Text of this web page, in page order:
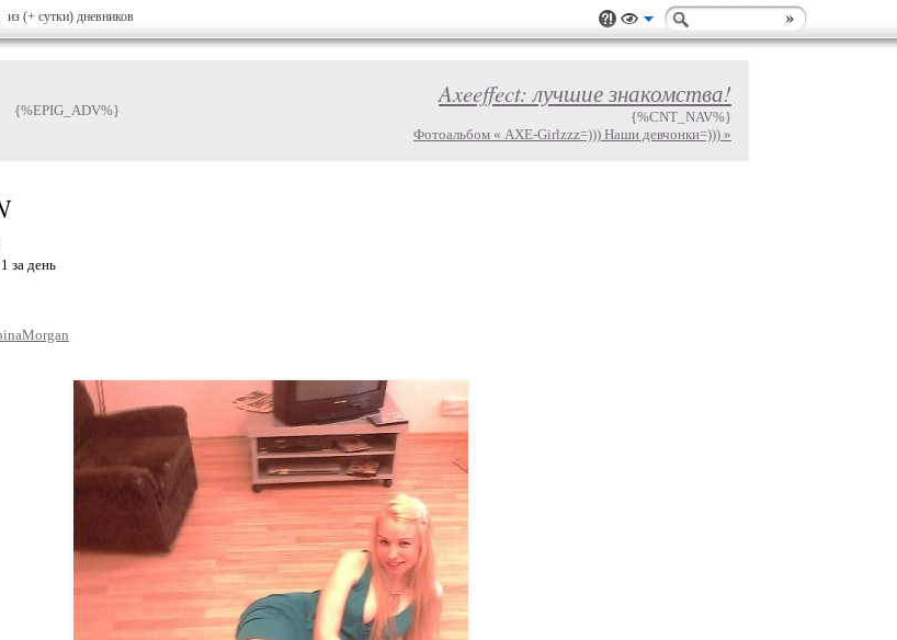
из (+ сутки) дневников
{%EPIG_ADV%}
Axeeffect: лучшие знакомства!
{%CNT_NAV%}
Фотоальбом « AXE-Girlzzz=))) Наши девчонки=))) »
за день